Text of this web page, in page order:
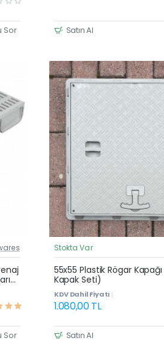
Sor Satın Al
Fiyat
Sor
Stokta Var
55x55 Plastik Rögar
Kapak Seti)
KDV Dahil Fiyatı :
1.080,00 TL
Satın Al